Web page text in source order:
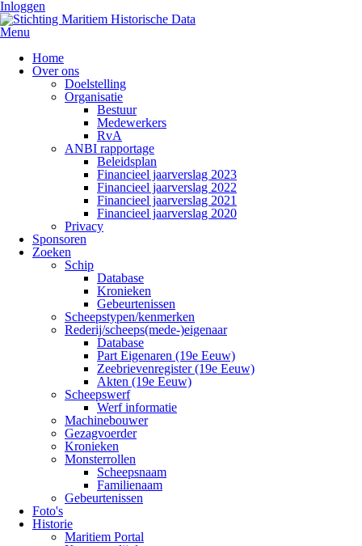
Inloggen
Menu
Home
Over ons
Doelstelling
Organisatie
Bestuur
Medewerkers
RvA
ANBI rapportage
Beleidsplan
Financieel jaarverslag 2023
Financieel jaarverslag 2022
Financieel jaarverslag 2021
Financieel jaarverslag 2020
Privacy
Sponsoren
Zoeken
Schip
Database
Kronieken
Gebeurtenissen
Scheepstypen/kenmerken
Rederij/scheeps(mede-)eigenaar
Database
Part Eigenaren (19e Eeuw)
Zeebrievenregister (19e Eeuw)
Akten (19e Eeuw)
Scheepswerf
Werf informatie
Machinebouwer
Gezagvoerder
Kronieken
Monsterrollen
Scheepsnaam
Familienaam
Gebeurtenissen
Foto's
Historie
Maritiem Portal